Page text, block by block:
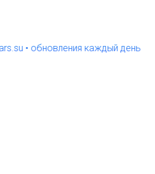
• обновления каждый день